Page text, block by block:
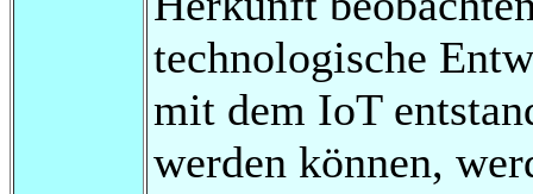
technologische
mit dem IoT
werden können,